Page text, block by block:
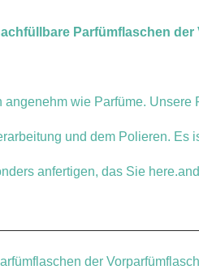
Parfümflaschen der
wie Parfüme.
und dem Polieren. Es
anfertigen, das Sie
der